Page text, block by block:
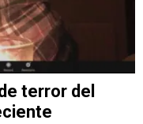
terror del